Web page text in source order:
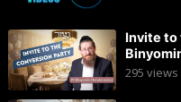
Invite to
295 views